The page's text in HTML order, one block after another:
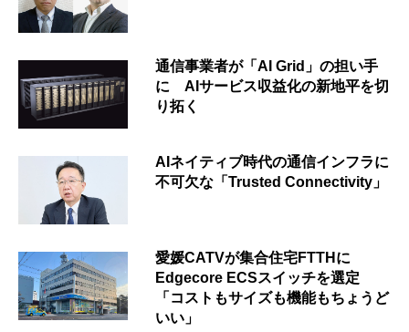
通信事業者が「AI Grid」の担い手
に AIサービス収益化の新地平を切
り拓く
AIネイティブ時代の通信インフラに
不可欠な「Trusted Connectivity」
愛媛CATVが集合住宅FTTHに
Edgecore ECSスイッチを選定
「コストもサイズも機能もちょうど
いい」